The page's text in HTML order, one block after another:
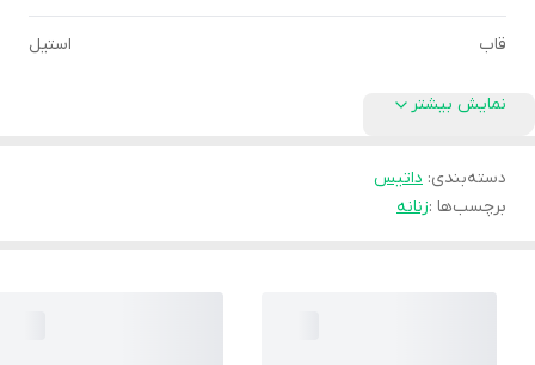
قاب استیل
نمایش بیشتر
دسته‌بندی: داتیس
برچسب‌ها :زنانه